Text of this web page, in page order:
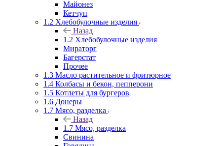
Майонез
Кетчуп
1.2 Хлебобулочные изделия
Назад
1.2 Хлебобулочные изделия
Мираторг
Багерстат
Прочее
1.3 Масло растительное и фритюрное
1.4 Колбасы и бекон, пепперони
1.5 Котлеты для бургеров
1.6 Донеры
1.7 Мясо, разделка
Назад
1.7 Мясо, разделка
Свинина